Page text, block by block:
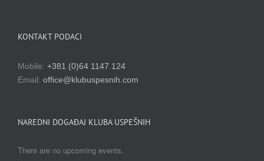
KONTAKT PODACI
Mobile: +381 (0)64 1147 124
Email: office@klubuspesnih.com
NAREDNI DOGAĐAJ KLUBA USPEŠNIH
There are no upcoming events.